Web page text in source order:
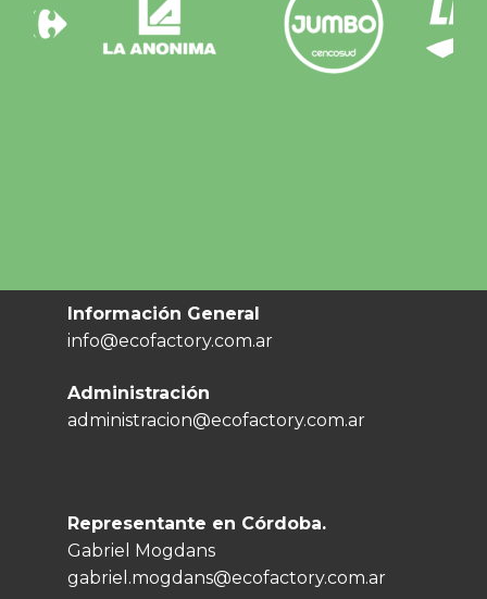
Información General
info@ecofactory.com.ar
Administración
administracion@ecofactory.com.ar
Representante en Córdoba.
Gabriel Mogdans
gabriel.mogdans@ecofactory.com.ar